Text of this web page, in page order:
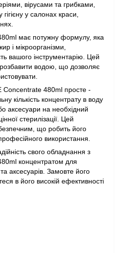
вірусами та грибками,
у салонах краси,
має потужну формулу, яка
і мікроорганізми,
вашого інструментарію. Цей
водою, що дозволяє
Concentrate 480ml просте -
кількість концентрату в воду
аксесуари на необхідний
стерилізації. Цей
що робить його
використання.
свого обладнання з
концентратом для
та аксесуарів. Замовте його
в його високій ефективності